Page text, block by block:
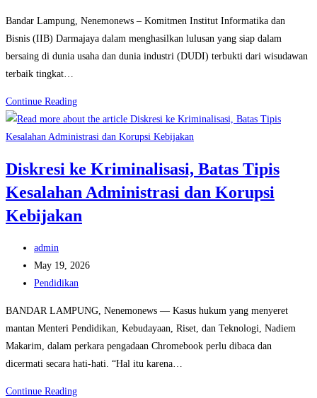
Bandar Lampung, Nenemonews – Komitmen Institut Informatika dan
Bisnis (IIB) Darmajaya dalam menghasilkan lulusan yang siap dalam
bersaing di dunia usaha dan dunia industri (DUDI) terbukti dari wisudawan
terbaik tingkat…
Continue ReadingBelum
Diwisuda,
Amelia
Jadi
Accounting!
Wisudawan
IIB
Diskresi ke Kriminalisasi, Batas Tipis
Kesalahan Administrasi dan Korupsi
Kebijakan
Post
author:
admin
Post
published:
May 19, 2026
Post
Pendidikan
BANDAR LAMPUNG, Nenemonews — Kasus hukum yang menyeret
mantan Menteri Pendidikan, Kebudayaan, Riset, dan Teknologi, Nadiem
Makarim, dalam perkara pengadaan Chromebook perlu dibaca dan
dicermati secara hati-hati. “Hal itu karena…
Continue ReadingDiskresi